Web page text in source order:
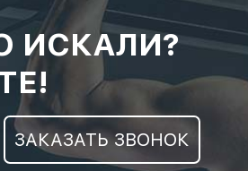
ИСКАЛИ?
ЗАКАЗАТЬ ЗВОНОК